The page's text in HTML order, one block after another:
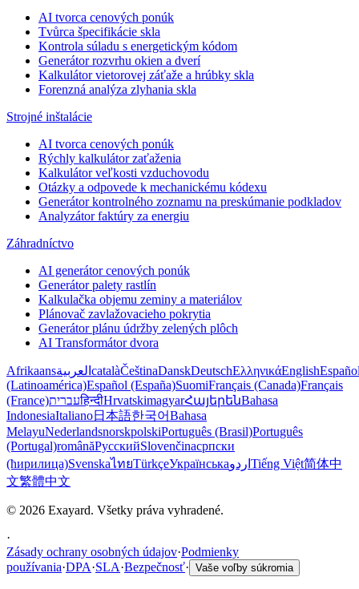
AI tvorca cenových ponúk
Tvůrca špecifikácie skla
Kontrola súladu s energetickým kódom
Generátor rozvrhu okien a dverí
Kalkulátor vietorovej záťaže a hrúbky skla
Forenzná analýza zlyhania skla
Strojné inštalácie
AI tvorca cenových ponúk
Rýchly kalkulátor zaťaženia
Kalkulátor veľkosti vzduchovodu
Otázky a odpovede k mechanickému kódexu
Generátor kontrolného zoznamu na preskúmanie podkladov
Analyzátor faktúry za energiu
Záhradníctvo
AI generátor cenových ponúk
Generátor palety rastlín
Kalkulačka objemu zeminy a materiálov
Plánovač zavlažovacieho pokrytia
Generátor plánu údržby zelených plôch
AI Transformátor dvora
Afrikaansالعربية catalàČeštinaDanskDeutschΕλληνικάEnglish
(Latinoamérica)Español (España)SuomiFrançais (Canada)Français
(France)עבריתहिन्दीHrvatskimagyarՀայերենBahasa
IndonesiaItaliano日本語한국어Bahasa
MelayuNederlandsnorskpolskiPortuguês (Brasil)Português
(Portugal)românăРусскийSlovenčinaсрпски
(ћирилица)SvenskaไทยTürkçeУкраїнськаاردو Tiếng Việt简体中
文繁體中文
© 2026 Exayard. Všetky práva vyhradené.
·
Zásady ochrany osobných údajov·Podmienky
používania·DPA·SLA·Bezpečnosť· Vaše voľby súkromia